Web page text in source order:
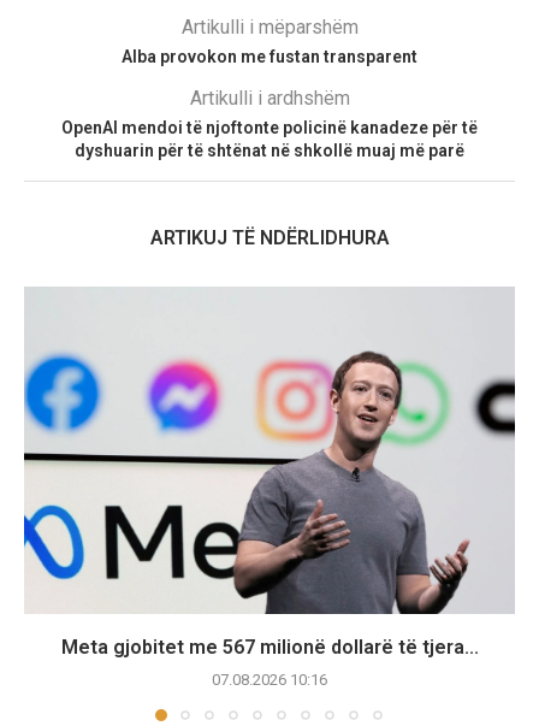
Artikulli i mëparshëm
Alba provokon me fustan transparent
Artikulli i ardhshëm
OpenAI mendoi të njoftonte policinë kanadeze për të
dyshuarin për të shtënat në shkollë muaj më parë
ARTIKUJ TË NDËRLIDHURA
Meta gjobitet me 567 milionë dollarë të tjera...
07.08.2026 10:16